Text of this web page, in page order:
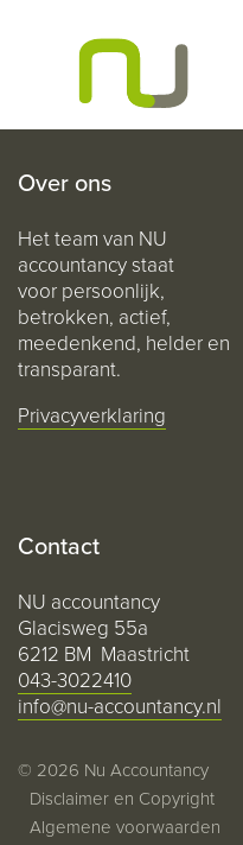
Over ons
Het team van NU
accountancy staat
voor persoonlijk,
betrokken, actief,
meedenkend, helder en
transparant.
Privacyverklaring
Contact
NU accountancy
Glacisweg 55a
6212 BM Maastricht
043-3022410
info@nu-accountancy.nl
© 2026 Nu Accountancy
Disclaimer en Copyright
Algemene voorwaarden